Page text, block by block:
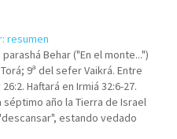
resumen
Behar ("En el monte...")
9ª del sefer Vaikrá. Entre
Haftará en Irmiá 32:6-27.
séptimo año la Tierra de Israel
estando vedado
en ella. El Shabbat de la…